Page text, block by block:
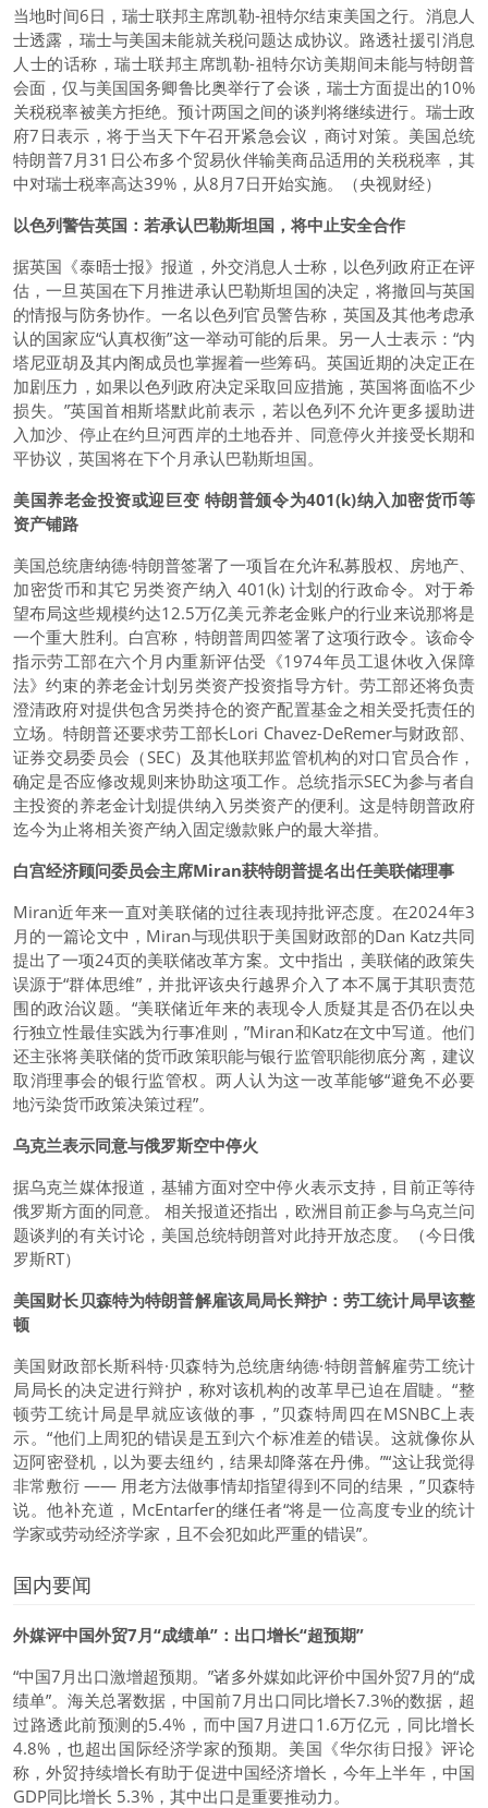
当地时间6日，瑞士联邦主席凯勒-祖特尔结束美国之行。消息人
士透露，瑞士与美国未能就关税问题达成协议。路透社援引消息
人士的话称，瑞士联邦主席凯勒-祖特尔访美期间未能与特朗普
会面，仅与美国国务卿鲁比奥举行了会谈，瑞士方面提出的10%
关税税率被美方拒绝。预计两国之间的谈判将继续进行。瑞士政
府7日表示，将于当天下午召开紧急会议，商讨对策。美国总统
特朗普7月31日公布多个贸易伙伴输美商品适用的关税税率，其
中对瑞士税率高达39%，从8月7日开始实施。（央视财经）
以色列警告英国：若承认巴勒斯坦国，将中止安全合作
据英国《泰晤士报》报道，外交消息人士称，以色列政府正在评
估，一旦英国在下月推进承认巴勒斯坦国的决定，将撤回与英国
的情报与防务协作。一名以色列官员警告称，英国及其他考虑承
认的国家应“认真权衡”这一举动可能的后果。另一人士表示：“内
塔尼亚胡及其内阁成员也掌握着一些筹码。英国近期的决定正在
加剧压力，如果以色列政府决定采取回应措施，英国将面临不少
损失。”英国首相斯塔默此前表示，若以色列不允许更多援助进
入加沙、停止在约旦河西岸的土地吞并、同意停火并接受长期和
平协议，英国将在下个月承认巴勒斯坦国。
美国养老金投资或迎巨变 特朗普颁令为401(k)纳入加密货币等
资产铺路
美国总统唐纳德·特朗普签署了一项旨在允许私募股权、房地产、
加密货币和其它另类资产纳入 401(k) 计划的行政命令。对于希
望布局这些规模约达12.5万亿美元养老金账户的行业来说那将是
一个重大胜利。白宫称，特朗普周四签署了这项行政令。该命令
指示劳工部在六个月内重新评估受《1974年员工退休收入保障
法》约束的养老金计划另类资产投资指导方针。劳工部还将负责
澄清政府对提供包含另类持仓的资产配置基金之相关受托责任的
立场。特朗普还要求劳工部长Lori Chavez-DeRemer与财政部、
证券交易委员会（SEC）及其他联邦监管机构的对口官员合作，
确定是否应修改规则来协助这项工作。总统指示SEC为参与者自
主投资的养老金计划提供纳入另类资产的便利。这是特朗普政府
迄今为止将相关资产纳入固定缴款账户的最大举措。
白宫经济顾问委员会主席Miran获特朗普提名出任美联储理事
Miran近年来一直对美联储的过往表现持批评态度。在2024年3
月的一篇论文中，Miran与现供职于美国财政部的Dan Katz共同
提出了一项24页的美联储改革方案。文中指出，美联储的政策失
误源于“群体思维”，并批评该央行越界介入了本不属于其职责范
围的政治议题。“美联储近年来的表现令人质疑其是否仍在以央
行独立性最佳实践为行事准则，”Miran和Katz在文中写道。他们
还主张将美联储的货币政策职能与银行监管职能彻底分离，建议
取消理事会的银行监管权。两人认为这一改革能够“避免不必要
地污染货币政策决策过程”。
乌克兰表示同意与俄罗斯空中停火
据乌克兰媒体报道，基辅方面对空中停火表示支持，目前正等待
俄罗斯方面的同意。 相关报道还指出，欧洲目前正参与乌克兰问
题谈判的有关讨论，美国总统特朗普对此持开放态度。（今日俄
罗斯RT）
美国财长贝森特为特朗普解雇该局局长辩护：劳工统计局早该整
顿
美国财政部长斯科特·贝森特为总统唐纳德·特朗普解雇劳工统计
局局长的决定进行辩护，称对该机构的改革早已迫在眉睫。“整
顿劳工统计局是早就应该做的事，”贝森特周四在MSNBC上表
示。“他们上周犯的错误是五到六个标准差的错误。这就像你从
迈阿密登机，以为要去纽约，结果却降落在丹佛。”“这让我觉得
非常敷衍 —— 用老方法做事情却指望得到不同的结果，”贝森特
说。他补充道，McEntarfer的继任者“将是一位高度专业的统计
学家或劳动经济学家，且不会犯如此严重的错误”。
国内要闻
外媒评中国外贸7月“成绩单”：出口增长“超预期”
“中国7月出口激增超预期。”诸多外媒如此评价中国外贸7月的“成
绩单”。海关总署数据，中国前7月出口同比增长7.3%的数据，超
过路透此前预测的5.4%，而中国7月进口1.6万亿元，同比增长
4.8%，也超出国际经济学家的预期。美国《华尔街日报》评论
称，外贸持续增长有助于促进中国经济增长，今年上半年，中国
GDP同比增长 5.3%，其中出口是重要推动力。